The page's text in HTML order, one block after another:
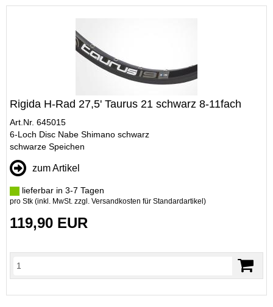
Rigida H-Rad 27,5' Taurus 21 schwarz 8-11fach
Art.Nr. 645015
6-Loch Disc Nabe Shimano schwarz
schwarze Speichen
zum Artikel
lieferbar in 3-7 Tagen
pro Stk (inkl. MwSt. zzgl. Versandkosten für Standardartikel )
119,90 EUR